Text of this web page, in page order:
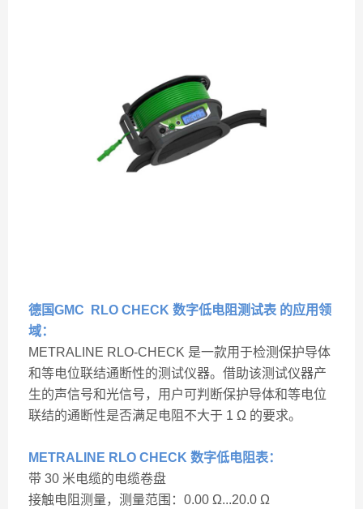
德国GMC RLO CHECK 数字低电阻测试表 的应用领
域：
METRALINE RLO-CHECK 是一款用于检测保护导体
和等电位联结通断性的测试仪器。借助该测试仪器产
生的声信号和光信号，用户可判断保护导体和等电位
联结的通断性是否满足电阻不大于 1 Ω 的要求。
METRALINE RLO CHECK 数字低电阻表：
带 30 米电缆的电缆卷盘
接触电阻测量，测量范围：0.00 Ω...20.0 Ω